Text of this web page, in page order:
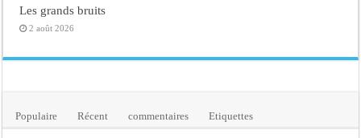
Les grands bruits
2 août 2026
Populaire Récent commentaires Etiquettes